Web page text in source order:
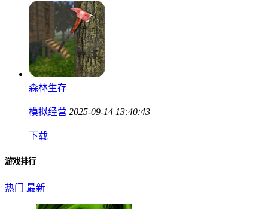
森林生存
模拟经营|2025-09-14 13:40:43
下载
游戏排行
热门 最新